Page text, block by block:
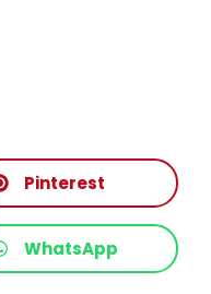
Pinterest
WhatsApp